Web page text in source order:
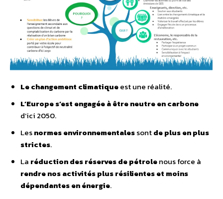
Le changement climatiqueest une réalité.
L’Europe s’est engagée à être neutre en carbone
d’ici 2050.
Lesnormes environnementalessontde plus en plus
strictes.
La réduction des réserves de pétrolenous force à
rendre nos activités plus résilientes et moins
dépendantes en énergie.